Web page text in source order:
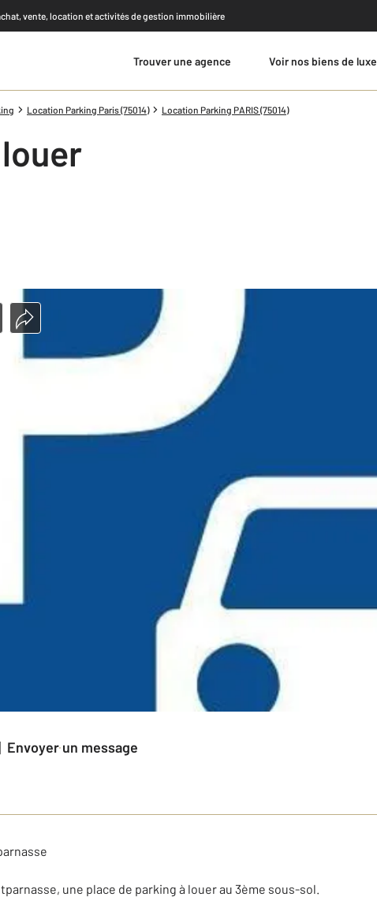
vente, location et activités de gestion immobilière
Trouver une agence Voir nos biens de luxe
Location Parking Paris (75014) Location Parking PARIS (75014)
louer
Envoyer un message
une place de parking à louer au 3ème sous-sol.